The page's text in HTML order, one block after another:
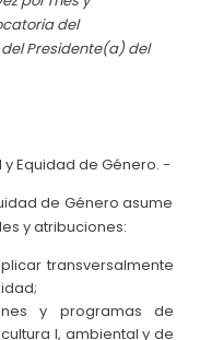
del
Presidente(a) del
Equidad de Género. -
de Género asume
y atribuciones:
transversalmente
y programas de
l, ambiental y de